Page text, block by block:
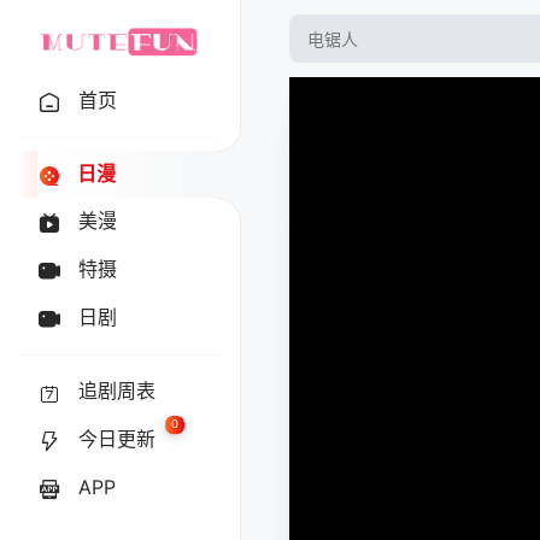
首页
日漫
美漫
特摄
日剧
追剧周表
今日更新
0
APP